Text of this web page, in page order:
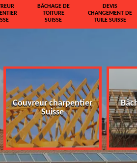
BÂCHAGE DE
TOITURE
SUISSE
DEVIS
CHANGEMENT DE
TUILE SUISSE
Couvreur charpentier
Suisse